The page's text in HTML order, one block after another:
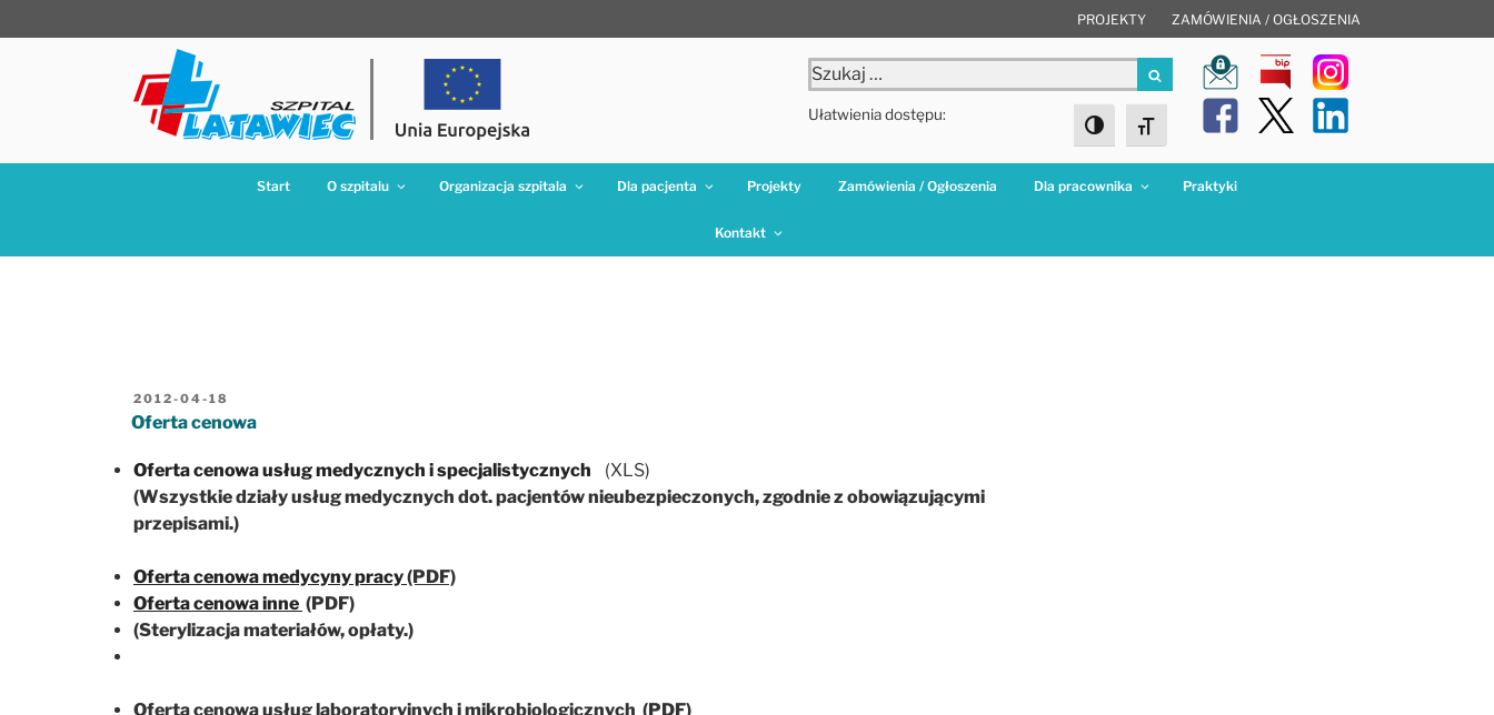
do
PROJEKTY ZAMÓWIENIA / OGŁOSZENIA
Szukaj:
Szukaj
Ułatwienia dostępu:
Toggle High Contrast
Toggle Font size
Start O szpitalu Organizacja szpitala Dla pacjenta Projekty Zamówienia / Ogłoszenia Dla pracownika Praktyki
Kontakt
OPUBLIKOWANE
W
2012-04-18
Oferta cenowa
Oferta cenowa usług medycznych i specjalistycznych
(XLS)
(Wszystkie działy usług medycznych dot. pacjentów nieubezpieczonych, zgodnie z obowiązującymi
przepisami.)
Oferta cenowa medycyny pracy(PDF)
Oferta cenowa inne (PDF)
(Sterylizacja materiałów, opłaty.)
Oferta cenowa usług laboratoryjnych i mikrobiologicznych (PDF)